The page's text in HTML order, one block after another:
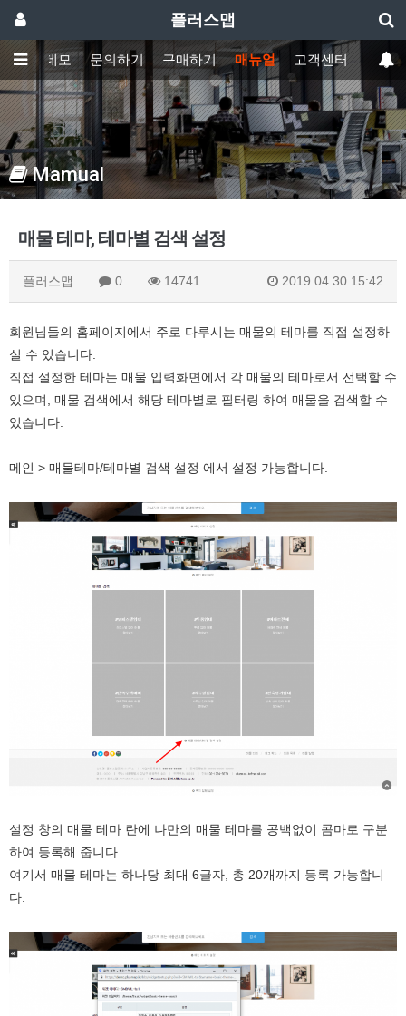
플러스맵
능 데모 문의하기 구매하기 매뉴얼 고객센터
Mamual
매물 테마, 테마별 검색 설정
플러스맵 0 14741 2019.04.30 15:42
회원님들의 홈페이지에서 주로 다루시는 매물의 테마를 직접 설정하
실 수 있습니다.
직접 설정한 테마는 매물 입력화면에서 각 매물의 테마로서 선택할 수
있으며, 매물 검색에서 해당 테마별로 필터링 하여 매물을 검색할 수
있습니다.
메인 > 매물테마/테마별 검색 설정 에서 설정 가능합니다.
설정 창의 매물 테마 란에 나만의 매물 테마를 공백없이 콤마로 구분
하여 등록해 줍니다.
여기서 매물 테마는 하나당 최대 6글자, 총 20개까지 등록 가능합니
다.